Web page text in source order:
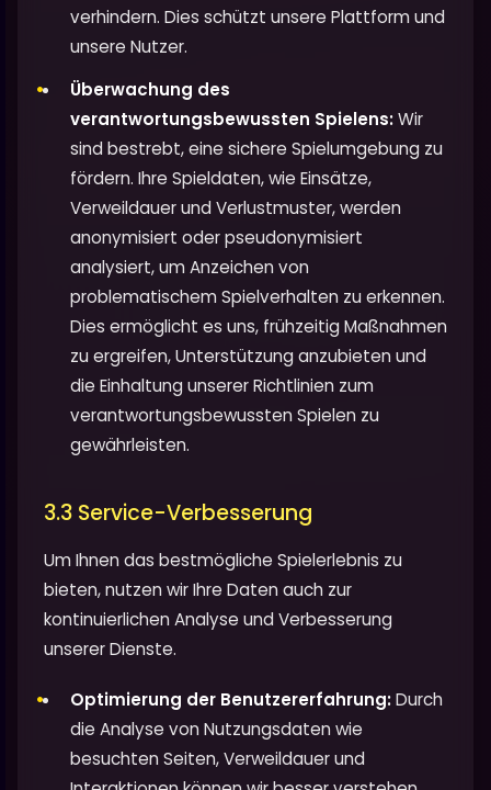
verhindern. Dies schützt unsere Plattform und
unsere Nutzer.
Überwachung des
verantwortungsbewussten Spielens:Wir
sind bestrebt, eine sichere Spielumgebung zu
fördern. Ihre Spieldaten, wie Einsätze,
Verweildauer und Verlustmuster, werden
anonymisiert oder pseudonymisiert
analysiert, um Anzeichen von
problematischem Spielverhalten zu erkennen.
Dies ermöglicht es uns, frühzeitig Maßnahmen
zu ergreifen, Unterstützung anzubieten und
die Einhaltung unserer Richtlinien zum
verantwortungsbewussten Spielen zu
gewährleisten.
3.3 Service-Verbesserung
Um Ihnen das bestmögliche Spielerlebnis zu
bieten, nutzen wir Ihre Daten auch zur
kontinuierlichen Analyse und Verbesserung
unserer Dienste.
Optimierung der Benutzererfahrung:Durch
die Analyse von Nutzungsdaten wie
besuchten Seiten, Verweildauer und